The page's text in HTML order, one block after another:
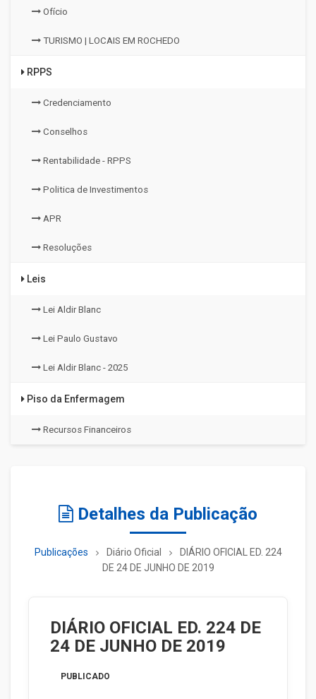
Ofício
TURISMO | LOCAIS EM ROCHEDO
RPPS
Credenciamento
Conselhos
Rentabilidade - RPPS
Politica de Investimentos
APR
Resoluções
Leis
Lei Aldir Blanc
Lei Paulo Gustavo
Lei Aldir Blanc - 2025
Piso da Enfermagem
Recursos Financeiros
Detalhes da Publicação
Publicações Diário Oficial
DIÁRIO OFICIAL ED. 224
DE 24 DE JUNHO DE 2019
DIÁRIO OFICIAL ED. 224 DE
24 DE JUNHO DE 2019
PUBLICADO